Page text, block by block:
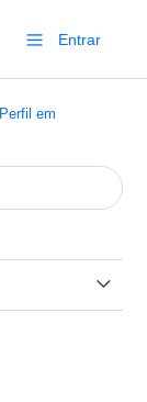
Entrar
Perfil em